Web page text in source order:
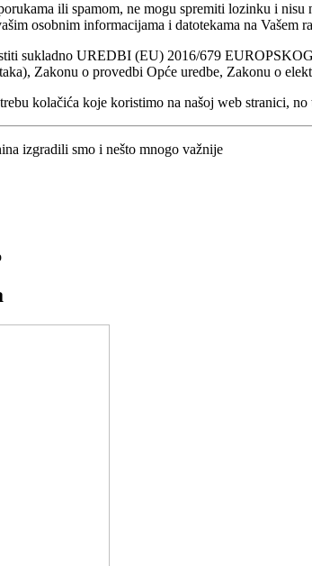
ili spamom, ne mogu spremiti lozinku i
osobnim informacijama i datotekama na Vašem
sukladno UREDBI (EU) 2016/679
Zakonu o provedbi Opće uredbe, Zakonu o
kolačića koje koristimo na našoj web stranici,
izgradili smo i nešto mnogo važnije